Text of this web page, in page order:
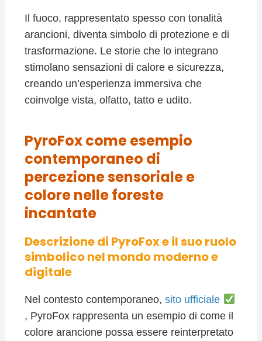
Il fuoco, rappresentato spesso con tonalità
arancioni, diventa simbolo di protezione e di
trasformazione. Le storie che lo integrano
stimolano sensazioni di calore e sicurezza,
creando un’esperienza immersiva che
coinvolge vista, olfatto, tatto e udito.
PyroFox come esempio
contemporaneo di
percezione sensoriale e
colore nelle foreste
incantate
Descrizione di PyroFox e il suo ruolo
simbolico nel mondo moderno e
digitale
Nel contesto contemporaneo,sito ufficiale
, PyroFox rappresenta un esempio di come il
colore arancione possa essere reinterpretato